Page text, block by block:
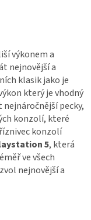
výkonem a
nejnovější a
klasik jako je
který je vhodný
pecky,
konzolí, které
konzolí
5, která
ve všech
nejnovější a